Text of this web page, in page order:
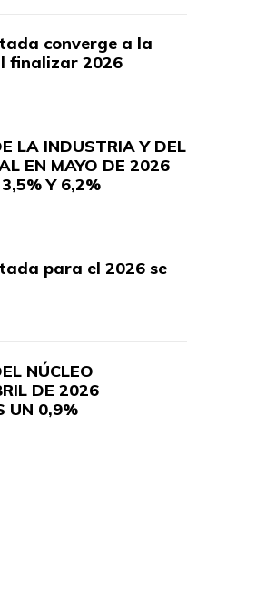
converge a la
finalizar 2026
LA INDUSTRIA Y DEL
EN MAYO DE 2026
Y 6,2%
para el 2026 se
NÚCLEO
DE 2026
UN 0,9%